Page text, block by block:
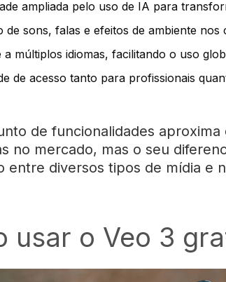
ampliada pelo uso de IA para
de sons, falas e efeitos de ambiente nos
a múltiplos idiomas, facilitando o uso
de acesso tanto para profissionais
de funcionalidades
no mercado, mas o seu
entre diversos tipos de mídia e
usar o Veo 3